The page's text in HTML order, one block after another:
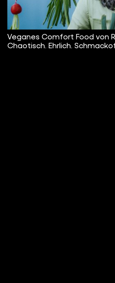
Veganes Comfort Food von
Chaotisch. Ehrlich.